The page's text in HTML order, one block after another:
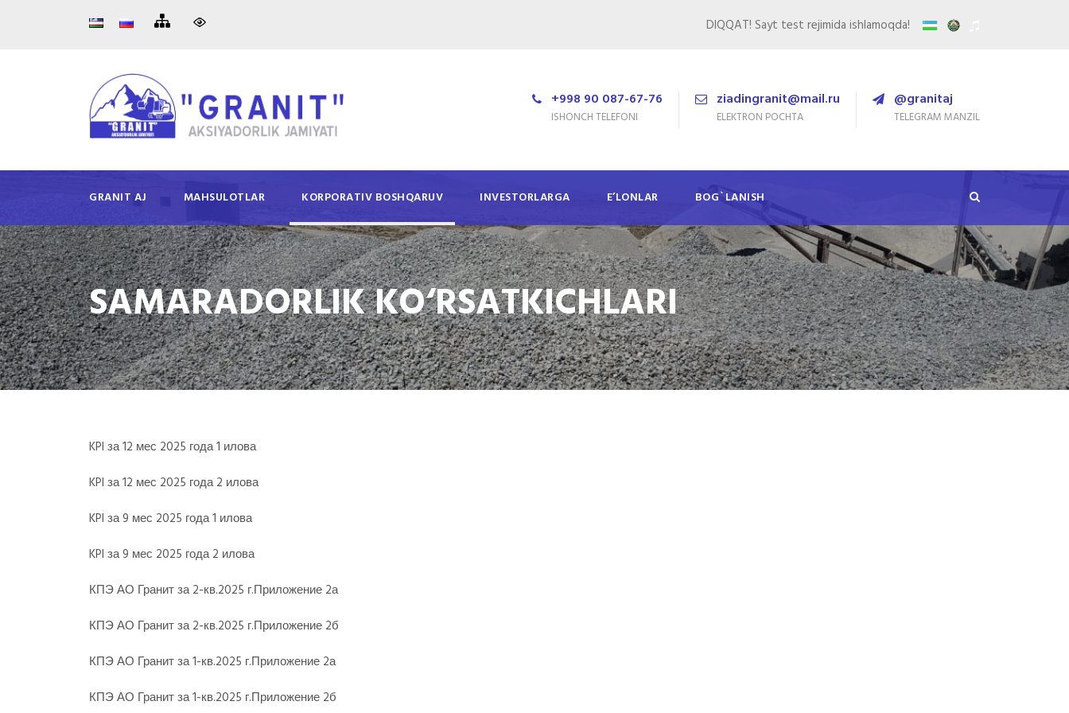
DIQQAT! Sayt test rejimida ishlamoqda!
+998 90 087-67-76
ISHONCH TELEFONI
ziadingranit@mail.ru
ELEKTRON POCHTA
@granitaj
TELEGRAM MANZIL
GRANIT AJ MAHSULOTLAR KORPORATIV BOSHQARUV INVESTORLARGA E’LONLAR BOG`LANISH
SAMARADORLIK KO‘RSATKICHLARI
KPI за 12 мес 2025 года 1 илова
KPI за 12 мес 2025 года 2 илова
KPI за 9 мес 2025 года 1 илова
KPI за 9 мес 2025 года 2 илова
КПЭ АО Гранит за 2-кв.2025 г.Приложение 2а
КПЭ АО Гранит за 2-кв.2025 г.Приложение 2б
КПЭ АО Гранит за 1-кв.2025 г.Приложение 2а
КПЭ АО Гранит за 1-кв.2025 г.Приложение 2б